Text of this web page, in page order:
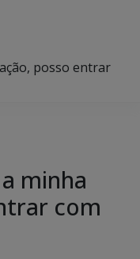
posso entrar
minha
com